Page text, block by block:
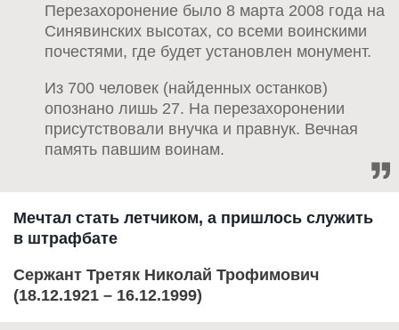
Перезахоронение было 8 марта 2008 года на
Синявинских высотах, со всеми воинскими
почестями, где будет установлен монумент.
Из 700 человек (найденных останков)
опознано лишь 27. На перезахоронении
присутствовали внучка и правнук. Вечная
память павшим воинам.
Мечтал стать летчиком, а пришлось служить
в штрафбате
Сержант Третяк Николай Трофимович
(18.12.1921 – 16.12.1999)